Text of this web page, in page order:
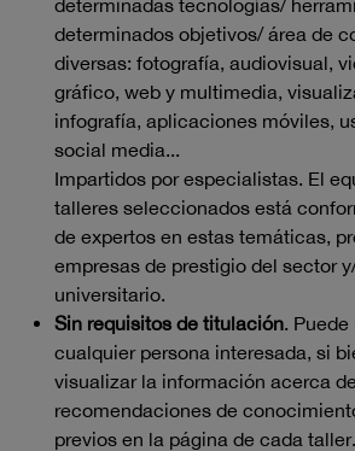
determinadas tecnologías/
determinados objetivos/ área de
diversas: fotografía, audiovisual,
gráfico, web y multimedia,
infografía, aplicaciones móviles,
social media...
Impartidos por especialistas. El
talleres seleccionados está
de expertos en estas temáticas,
empresas de prestigio del sector
universitario.
Sin requisitos de titulación.
cualquier persona interesada, si
visualizar la información acerca
recomendaciones de
previos en la página de cada taller.